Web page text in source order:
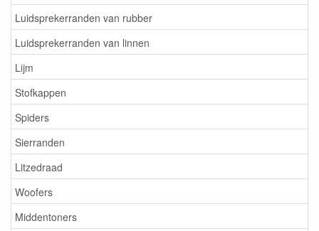
Luidsprekerranden van rubber
Luidsprekerranden van linnen
Lijm
Stofkappen
Spiders
Sierranden
Litzedraad
Woofers
Middentoners